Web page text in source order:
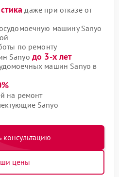
даже при отказе от
машину Sanyo
по ремонту
Sanyo до 3-х лет
машин Sanyo в
на ремонт
Sanyo
консультацию
цены